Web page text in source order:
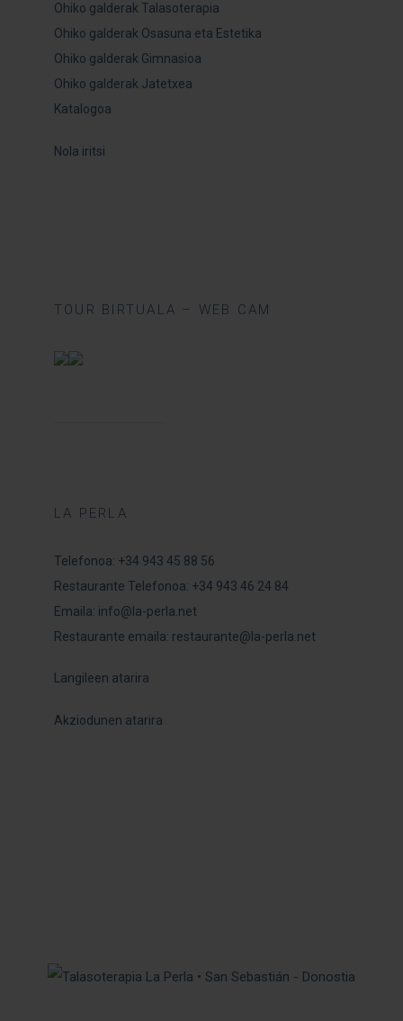
Ohiko galderak Talasoterapia
Ohiko galderak Osasuna eta Estetika
Ohiko galderak Gimnasioa
Ohiko galderak Jatetxea
Katalogoa
Nola iritsi
TOUR BIRTUALA – WEB CAM
LA PERLA
Telefonoa: +34 943 45 88 56
Restaurante Telefonoa: +34 943 46 24 84
Emaila: info@la-perla.net
Restaurante emaila: restaurante@la-perla.net
Langileen atarira
Akziodunen atarira